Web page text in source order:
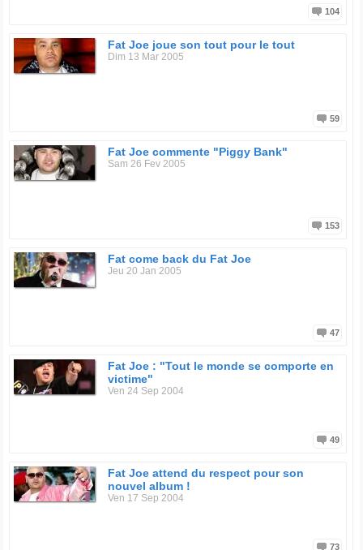
104
Fat Joe joue son tout pour le tout
Dim 13 Mar 2005
59
Fat Joe commente "Piggy Bank"
Sam 26 Fev 2005
153
Fat come back du Fat Joe
Jeu 20 Jan 2005
47
Fat Joe : "Tout le monde se comporte en
victime"
Ven 24 Sep 2004
49
Fat Joe attend du respect pour son
nouvel album !
Ven 17 Sep 2004
73